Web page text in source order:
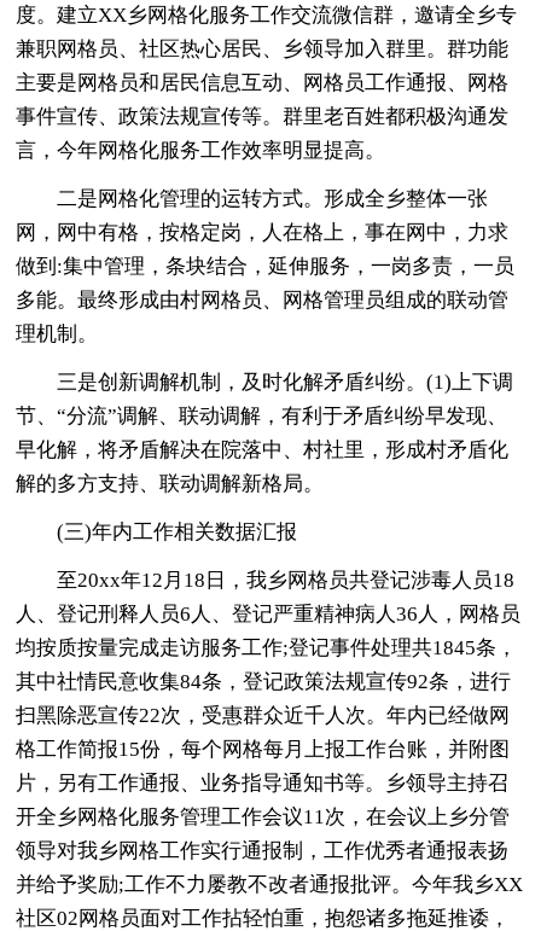
度。建立XX乡网格化服务工作交流微信群，邀请全乡专
兼职网格员、社区热心居民、乡领导加入群里。群功能
主要是网格员和居民信息互动、网格员工作通报、网格
事件宣传、政策法规宣传等。群里老百姓都积极沟通发
言，今年网格化服务工作效率明显提高。
二是网格化管理的运转方式。形成全乡整体一张
网，网中有格，按格定岗，人在格上，事在网中，力求
做到:集中管理，条块结合，延伸服务，一岗多责，一员
多能。最终形成由村网格员、网格管理员组成的联动管
理机制。
三是创新调解机制，及时化解矛盾纠纷。(1)上下调
节、“分流”调解、联动调解，有利于矛盾纠纷早发现、
早化解，将矛盾解决在院落中、村社里，形成村矛盾化
解的多方支持、联动调解新格局。
(三)年内工作相关数据汇报
至20xx年12月18日，我乡网格员共登记涉毒人员18
人、登记刑释人员6人、登记严重精神病人36人，网格员
均按质按量完成走访服务工作;登记事件处理共1845条，
其中社情民意收集84条，登记政策法规宣传92条，进行
扫黑除恶宣传22次，受惠群众近千人次。年内已经做网
格工作简报15份，每个网格每月上报工作台账，并附图
片，另有工作通报、业务指导通知书等。乡领导主持召
开全乡网格化服务管理工作会议11次，在会议上乡分管
领导对我乡网格工作实行通报制，工作优秀者通报表扬
并给予奖励;工作不力屡教不改者通报批评。今年我乡XX
社区02网格员面对工作拈轻怕重，抱怨诸多拖延推诿，